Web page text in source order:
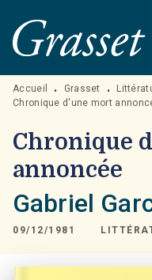
MENU
PIED DE PAGE
Accueil • Grasset •
Chronique d'une mort
Chronique
annoncée
Gabriel
09/12/1981